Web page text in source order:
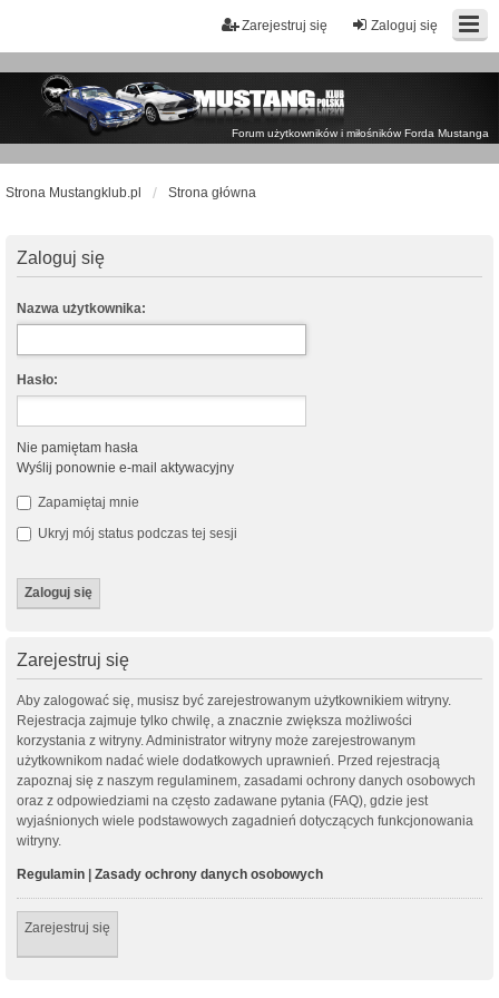
Zaloguj się
Zarejestruj się
Forum użytkowników i miłośników Forda Mustanga
Strona Mustangklub.pl Strona główna
Zaloguj się
Nazwa użytkownika:
Hasło:
Nie pamiętam hasła
Wyślij ponownie e-mail aktywacyjny
Zapamiętaj mnie
Ukryj mój status podczas tej sesji
Zarejestruj się
Aby zalogować się, musisz być zarejestrowanym użytkownikiem witryny.
Rejestracja zajmuje tylko chwilę, a znacznie zwiększa możliwości
korzystania z witryny. Administrator witryny może zarejestrowanym
użytkownikom nadać wiele dodatkowych uprawnień. Przed rejestracją
zapoznaj się z naszym regulaminem, zasadami ochrony danych osobowych
oraz z odpowiedziami na często zadawane pytania (FAQ), gdzie jest
wyjaśnionych wiele podstawowych zagadnień dotyczących funkcjonowania
witryny.
Regulamin | Zasady ochrony danych osobowych
Zarejestruj się